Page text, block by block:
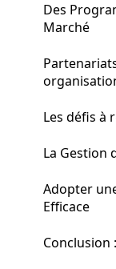
Des
Marché
Les défis à
La Gestion
Adopter
Efficace
Conclusion